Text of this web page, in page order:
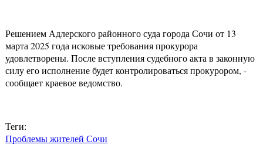
Решением Адлерского районного суда города Сочи от 13
марта 2025 года исковые требования прокурора
удовлетворены. После вступления судебного акта в законную
силу его исполнение будет контролироваться прокурором, -
сообщает краевое ведомство.
Теги:
Проблемы жителей Сочи